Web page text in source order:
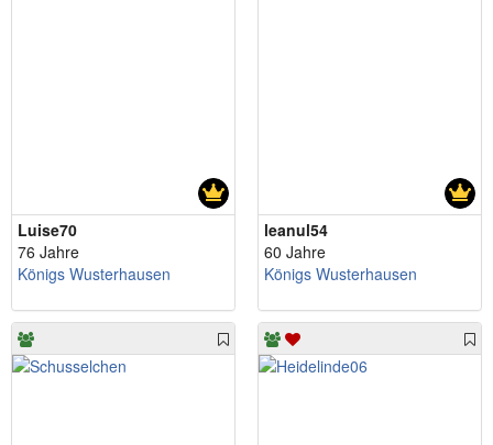
Luise70
76 Jahre
Königs Wusterhausen
leanul54
60 Jahre
Königs Wusterhausen